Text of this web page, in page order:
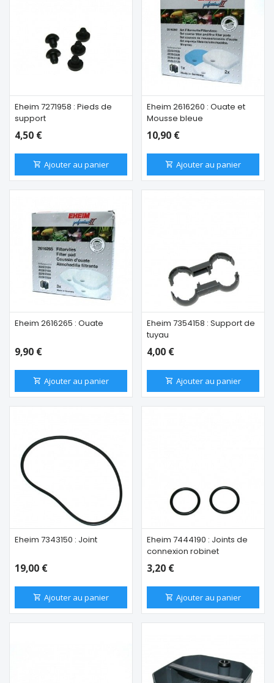
Eheim 7271958 : Pieds de
support
4,50 €
Ajouter au panier
Eheim 2616260 : Ouate et
Mousse bleue
10,90 €
Ajouter au panier
Eheim 2616265 : Ouate
9,90 €
Ajouter au panier
Eheim 7354158 : Support de
tuyau
4,00 €
Ajouter au panier
Eheim 7343150 : Joint
19,00 €
Ajouter au panier
Eheim 7444190 : Joints de
connexion robinet
3,20 €
Ajouter au panier